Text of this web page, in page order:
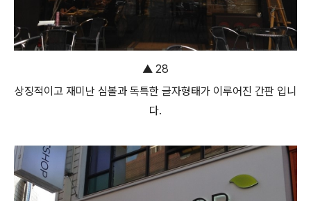
▲ 28
상징적이고 재미난 심볼과 독특한 글자형태가 이루어진 간판 입니
다.